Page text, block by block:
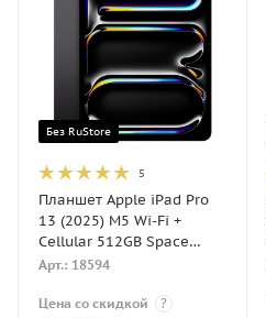
Без RuStore
5
Планшет Apple iPad Pro
13 (2025) M5 Wi-Fi +
Cellular 512GB Space
Black (Черный космос)
Арт.: 18594
Цена со скидкой ?